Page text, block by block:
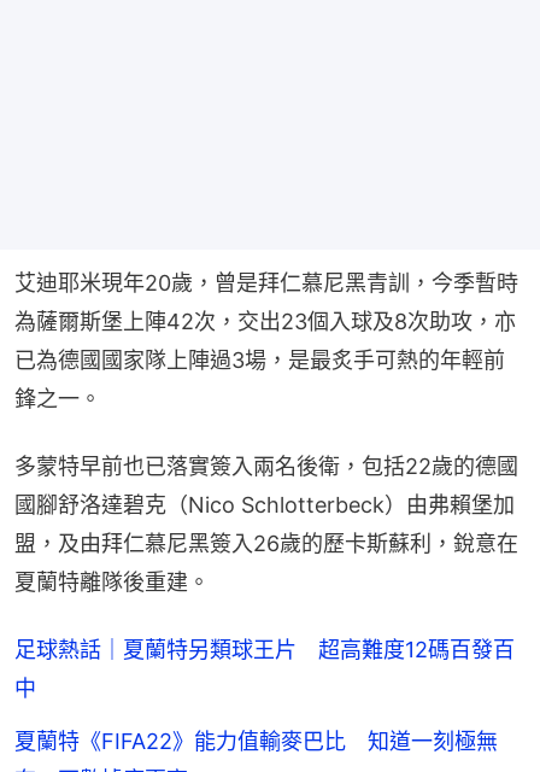
艾迪耶米現年20歲，曾是拜仁慕尼黑青訓，今季暫時
為薩爾斯堡上陣42次，交出23個入球及8次助攻，亦
已為德國國家隊上陣過3場，是最炙手可熱的年輕前
鋒之一。
多蒙特早前也已落實簽入兩名後衛，包括22歲的德國
國腳舒洛達碧克（Nico Schlotterbeck）由弗賴堡加
盟，及由拜仁慕尼黑簽入26歲的歷卡斯蘇利，銳意在
夏蘭特離隊後重建。
足球熱話｜夏蘭特另類球王片 超高難度12碼百發百
中
夏蘭特《FIFA22》能力值輸麥巴比 知道一刻極無